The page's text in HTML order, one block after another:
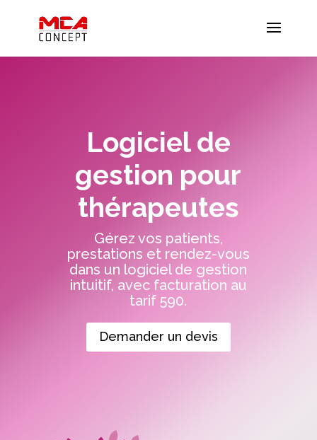
Logiciel de
gestion pour
thérapeutes
Gérez vos patients,
prestations et rendez-vous
dans un logiciel de gestion
intuitif, avec facturation au
tarif 590.
Demander un devis